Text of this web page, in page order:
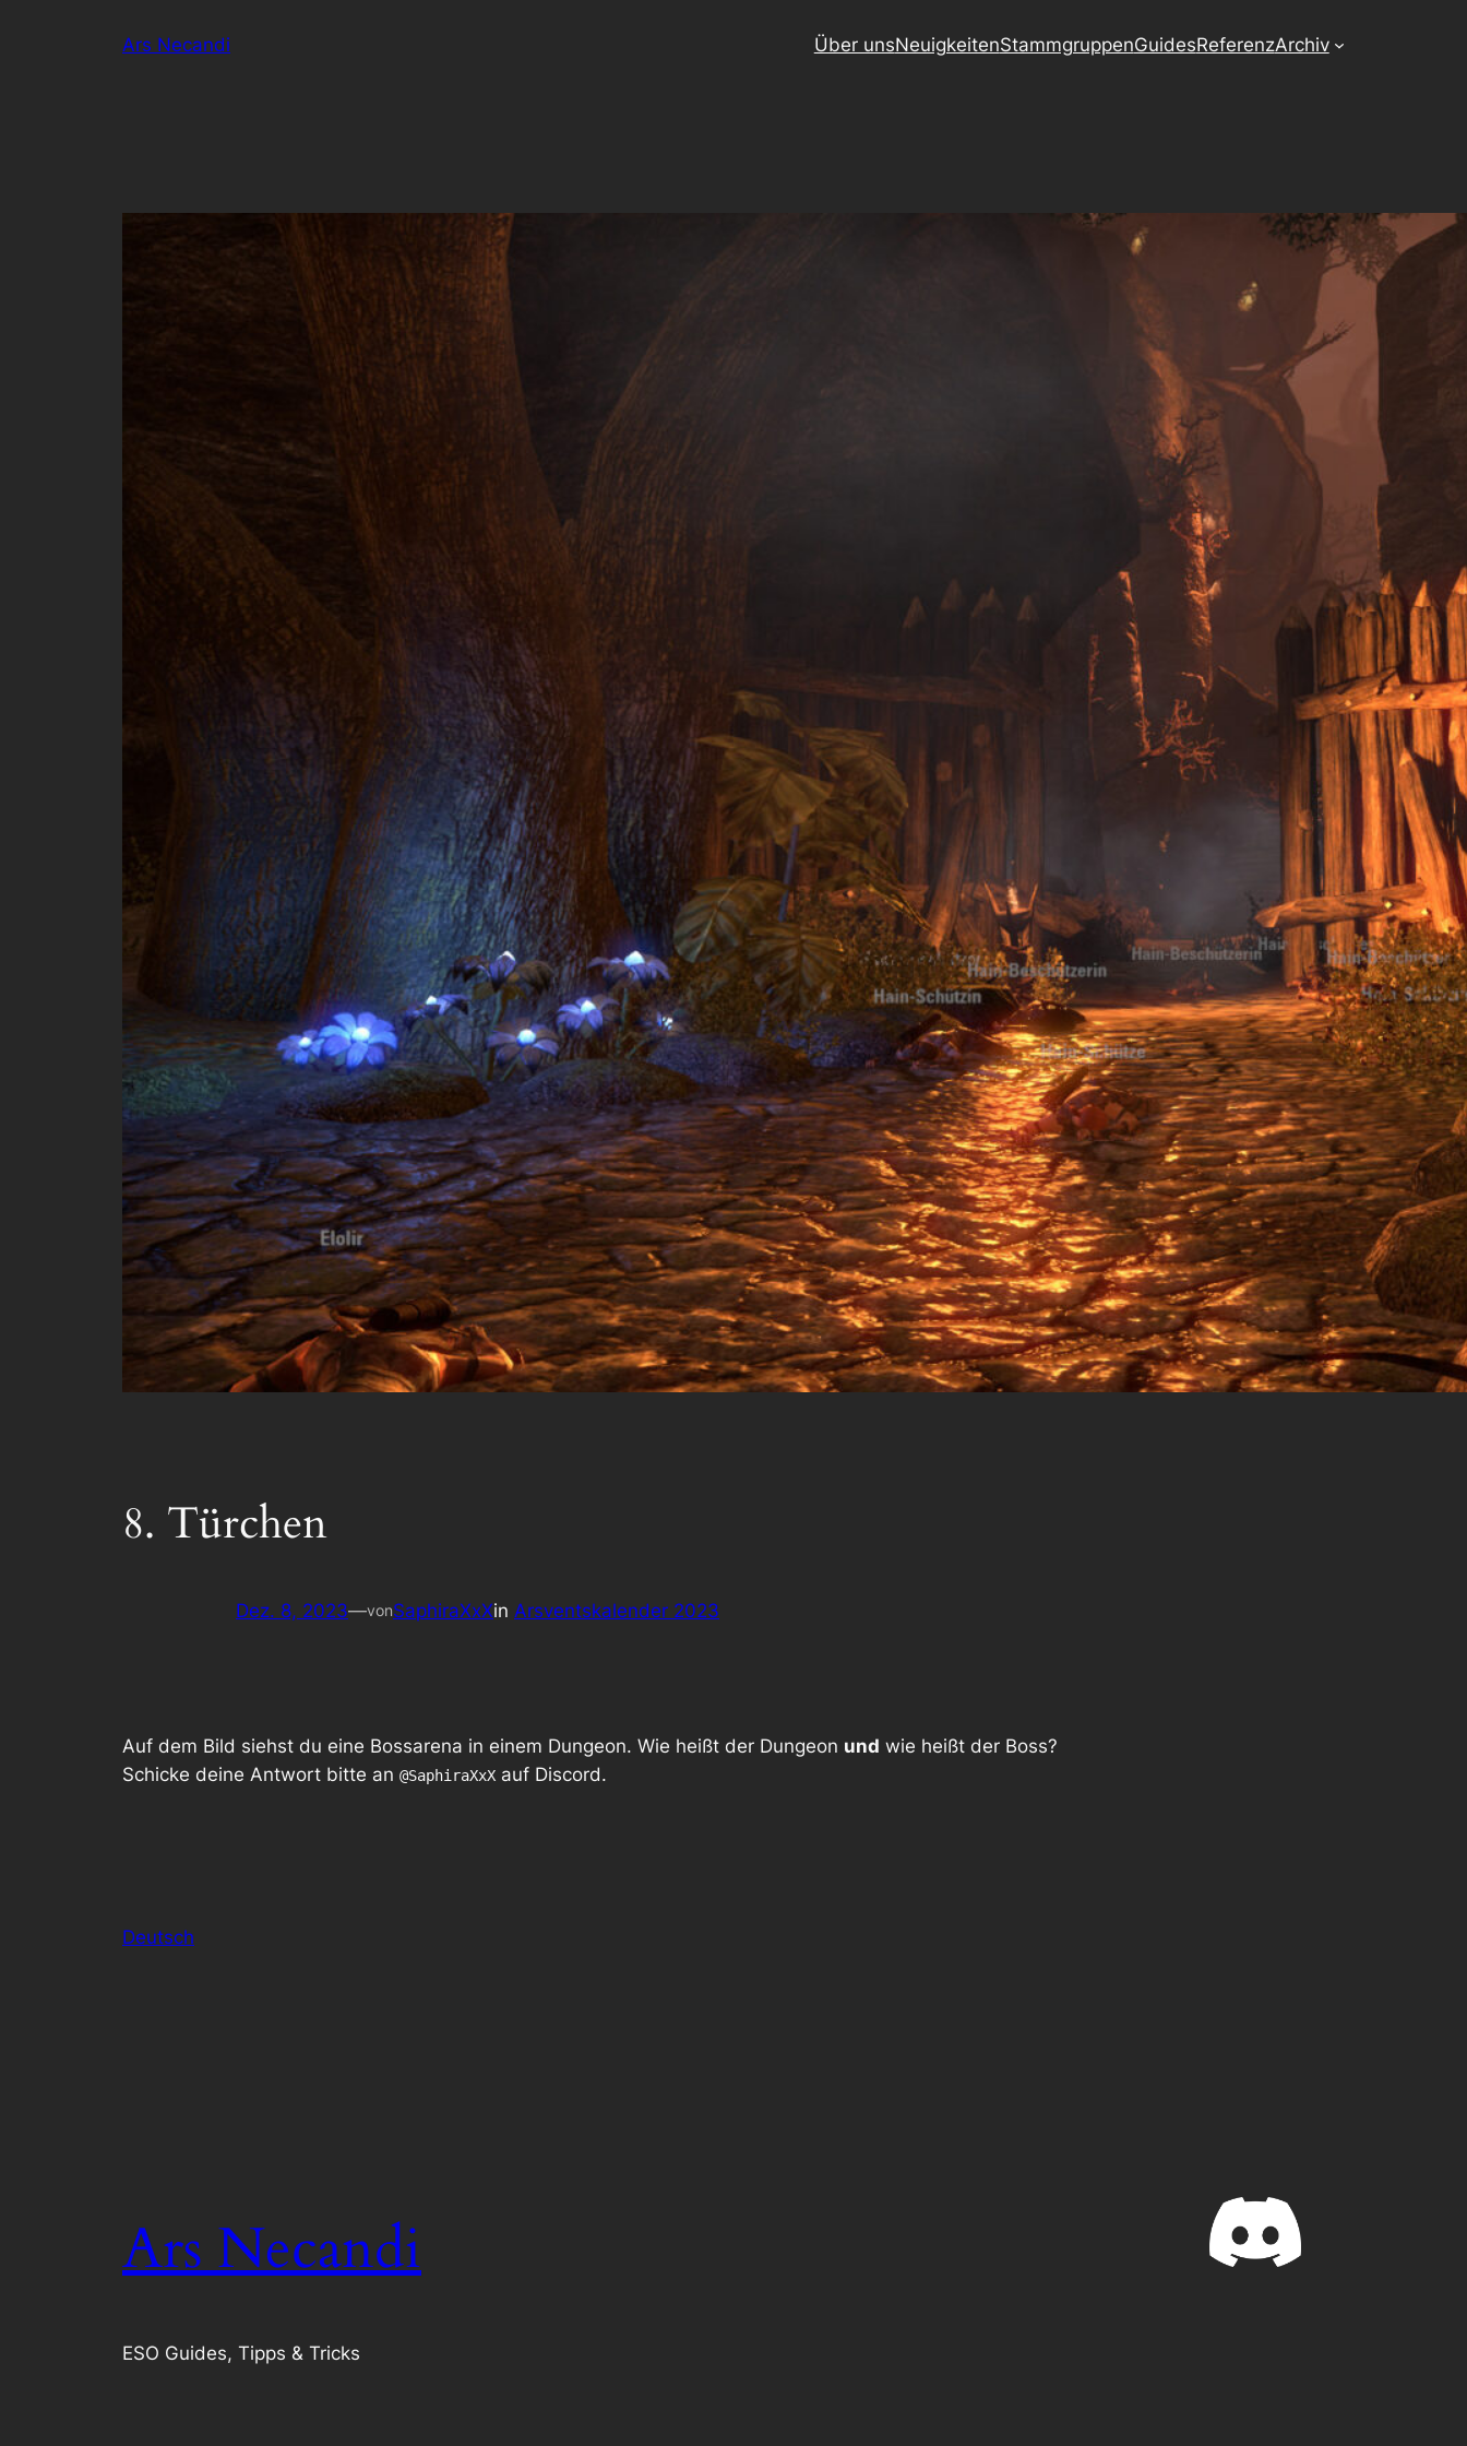
Ars Necandi Über unsNeuigkeitenStammgruppenGuidesReferenzArchiv
8. Türchen
Dez. 8, 2023—vonSaphiraXxXin Arsventskalender 2023
Auf dem Bild siehst du eine Bossarena in einem Dungeon. Wie heißt der Dungeon und wie heißt der Boss?
Schicke deine Antwort bitte an @SaphiraXxX auf Discord.
Deutsch
Ars Necandi
ESO Guides, Tipps & Tricks